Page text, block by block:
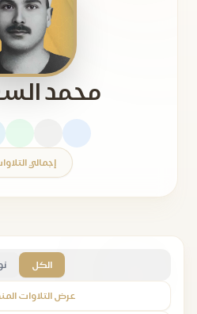
محمد
إجمالي
الكل
عرض التلاوات